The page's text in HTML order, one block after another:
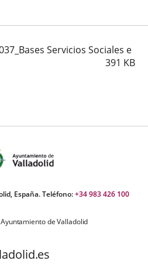
Servicios Sociales e
391 KB
España. Teléfono:+34 983 426 100
de Valladolid